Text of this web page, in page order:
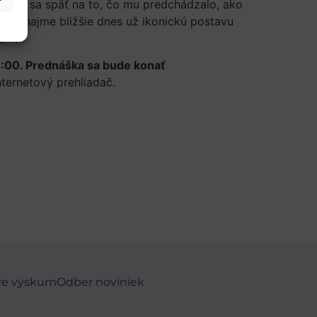
sa späť na to, čo mu predchádzalo, ako
bližšie dnes už ikonickú postavu
Prednáška sa bude konať
prehliadač.
výskumOdber noviniek